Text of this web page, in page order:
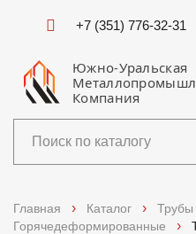
+7 (351) 776-32-31
Южно-Уральская
Компания
Главная Каталог
Трубы
Горячедеформированные